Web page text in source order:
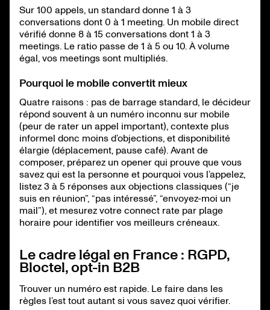
Sur 100 appels, un standard donne 1 à 3
conversations dont 0 à 1 meeting. Un mobile direct
vérifié donne 8 à 15 conversations dont 1 à 3
meetings. Le ratio passe de 1 à 5 ou 10. À volume
égal, vos meetings sont multipliés.
Pourquoi le mobile convertit mieux
Quatre raisons : pas de barrage standard, le décideur
répond souvent à un numéro inconnu sur mobile
(peur de rater un appel important), contexte plus
informel donc moins d’objections, et disponibilité
élargie (déplacement, pause café). Avant de
composer, préparez un opener qui prouve que vous
savez qui est la personne et pourquoi vous l’appelez,
listez 3 à 5 réponses aux objections classiques (“je
suis en réunion”, “pas intéressé”, “envoyez-moi un
mail”), et mesurez votre connect rate par plage
horaire pour identifier vos meilleurs créneaux.
Le cadre légal en France : RGPD,
Bloctel, opt-in B2B
Trouver un numéro est rapide. Le faire dans les
règles l’est tout autant si vous savez quoi vérifier.